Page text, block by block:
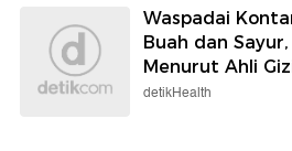
Waspadai
Buah dan
Menurut Ahli
detikHealth